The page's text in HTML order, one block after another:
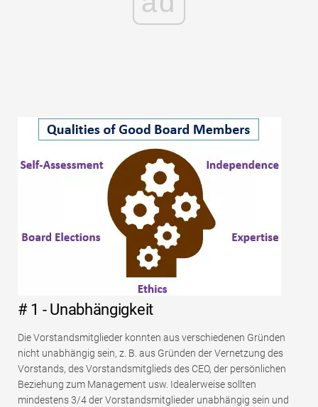
# 1 - Unabhängigkeit
Die Vorstandsmitglieder konnten aus verschiedenen Gründen
nicht unabhängig sein, z. B. aus Gründen der Vernetzung des
Vorstands, des Vorstandsmitglieds des CEO, der persönlichen
Beziehung zum Management usw. Idealerweise sollten
mindestens 3/4 der Vorstandsmitglieder unabhängig sein und